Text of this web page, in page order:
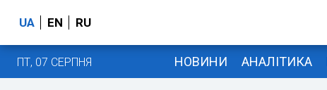
UA EN RU
ПТ, 07 СЕРПНЯ НОВИНИ АНАЛІТИКА